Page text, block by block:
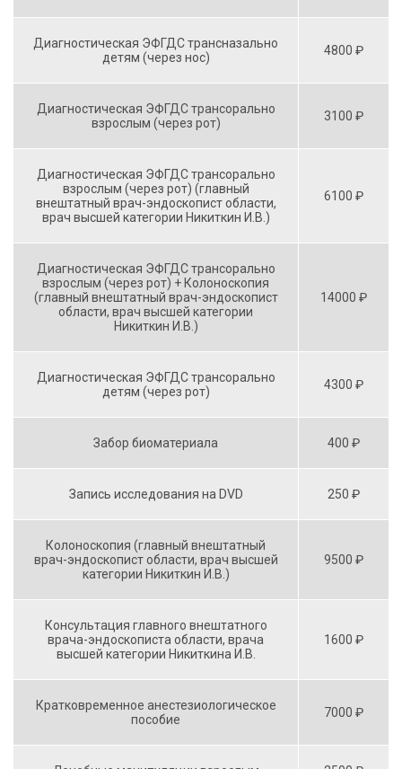
Диагностическая ЭФГДС трансназально
детям (через нос)
4800 ₽
Диагностическая ЭФГДС трансорально
взрослым (через рот)
3100 ₽
Диагностическая ЭФГДС трансорально
взрослым (через рот) (главный
внештатный врач-эндоскопист области,
врач высшей категории Никиткин И.В.)
6100 ₽
Диагностическая ЭФГДС трансорально
взрослым (через рот) + Колоноскопия
(главный внештатный врач-эндоскопист
области, врач высшей категории
Никиткин И.В.)
14000 ₽
Диагностическая ЭФГДС трансорально
детям (через рот)
4300 ₽
Забор биоматериала 400 ₽
Запись исследования на DVD 250 ₽
Колоноскопия (главный внештатный
врач-эндоскопист области, врач высшей
категории Никиткин И.В.)
9500 ₽
Консультация главного внештатного
врача-эндоскописта области, врача
высшей категории Никиткина И.В.
1600 ₽
Кратковременное анестезиологическое
пособие
7000 ₽